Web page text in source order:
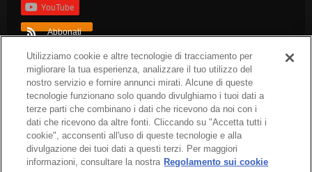
YouTube
Abbonati
TAG popolari
dev-blog arc-news press-release arc-steam
arc-patch-notes
arc-upcoming
Utilizziamo cookie e altre tecnologie di tracciamento per
migliorare la tua esperienza, analizzare il tuo utilizzo del
nostro servizio e fornire annunci mirati. Alcune di queste
tecnologie funzionano solo quando divulghiamo i tuoi dati a
terze parti che combinano i dati che ricevono da noi con i
dati che ricevono da altre fonti. Cliccando su "Accetta tutti i
cookie", acconsenti all'uso di queste tecnologie e alla
divulgazione dei tuoi dati a questi terzi. Per maggiori
informazioni, consultare la nostra Regolamento sui cookie